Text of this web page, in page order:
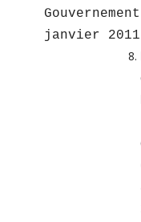
janvier 2011